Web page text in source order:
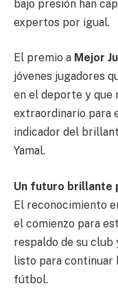
bajo presión han
expertos por igual.
El premio a Mejor
jóvenes jugadores
en el deporte y que
extraordinario para
indicador del
Yamal.
Un futuro brillante
El reconocimiento
el comienzo para
respaldo de su club
listo para continuar
fútbol.